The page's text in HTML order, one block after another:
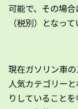
可能で、その場
（税別）となって
現在ガソリン車
人気カテゴリー
りしていること